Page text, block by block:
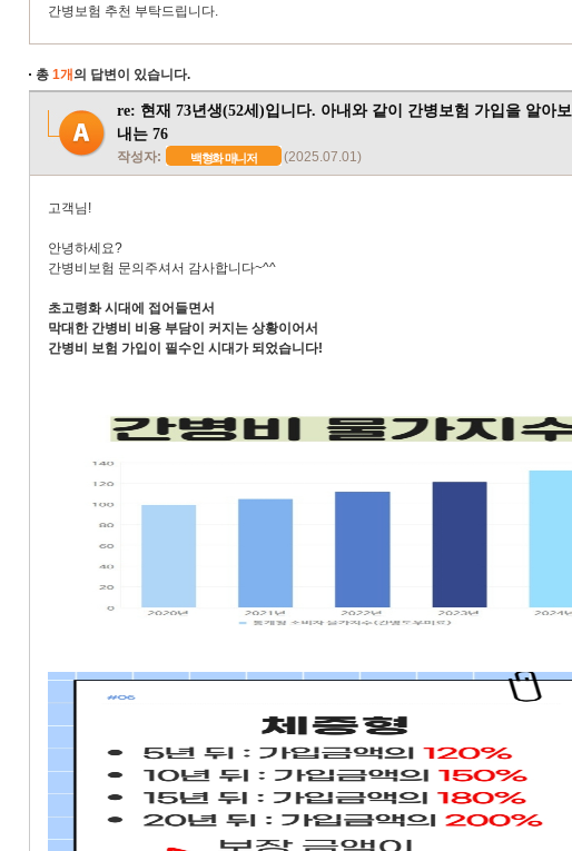
간병보험 추천 부탁드립니다.
총 1개의 답변이 있습니다.
re: 현재 73년생(52세)입니다. 아내와 같이 간병보험 가입을 알아
내는 76
작성자: 백형화 매니저 (2025.07.01)
고객님!
안녕하세요?
간병비보험 문의주셔서 감사합니다~^^
초고령화 시대에 접어들면서
막대한 간병비 비용 부담이 커지는 상황이어서
간병비 보험 가입이 필수인 시대가 되었습니다!